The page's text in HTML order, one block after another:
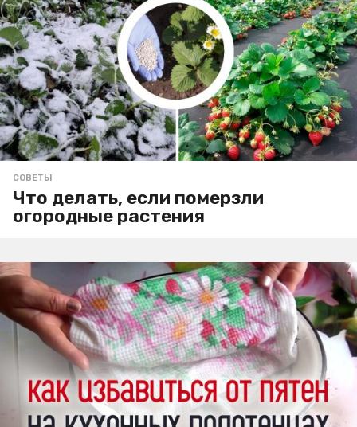
СОВЕТЫ
Что делать, если померзли
огородные растения